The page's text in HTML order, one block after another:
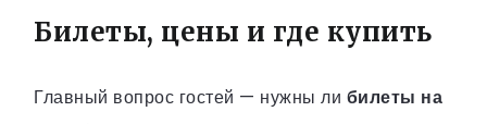
Билеты, цены и где купить
Главный вопрос гостей — нужны ли билеты на